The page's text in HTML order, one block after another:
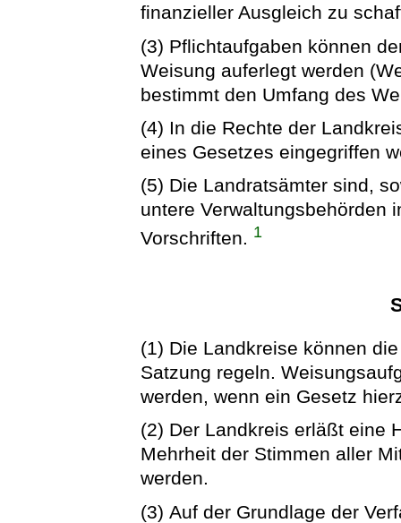
finanzieller Ausgleich zu
(3) Pflichtaufgaben können
Weisung auferlegt werden
bestimmt den Umfang des
(4) In die Rechte der
eines Gesetzes eingegriffen
(5) Die Landratsämter sind,
untere Verwaltungsbehörden
Vorschriften. 1
(1) Die Landkreise können
Satzung regeln.
werden, wenn ein Gesetz
(2) Der Landkreis erläßt eine
Mehrheit der Stimmen aller
werden.
(3) Auf der Grundlage der